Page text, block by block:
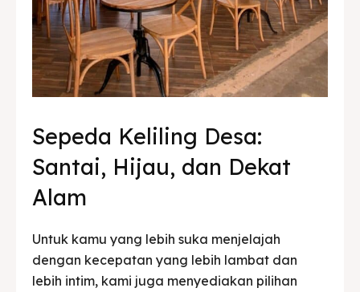
Sepeda Keliling Desa:
Santai, Hijau, dan Dekat
Alam
Untuk kamu yang lebih suka menjelajah
dengan kecepatan yang lebih lambat dan
lebih intim, kami juga menyediakan pilihan